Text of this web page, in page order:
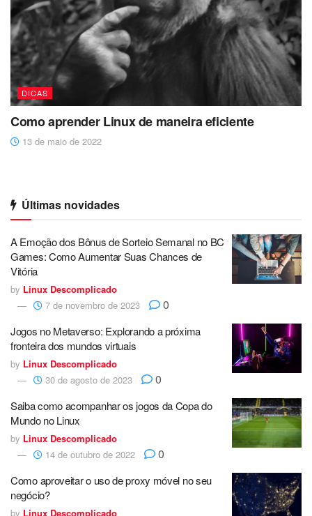
DICAS
Como aprender Linux de maneira eficiente
13 de maio de 2022
Últimas novidades
A Emoção dos Bônus de Sorteio Semanal no BC
Games: Como Aumentar Suas Chances de
Vitória
by Linux Descomplicado
7 de novembro de 2023
0
Jogos no Metaverso: Explorando a próxima
fronteira dos mundos virtuais
by Linux Descomplicado
30 de agosto de 2023
0
Saiba como acompanhar os jogos da Copa do
Mundo no Linux
by Linux Descomplicado
14 de outubro de 2022
0
Como aproveitar o uso de proxy móvel no seu
negócio?
by Linux Descomplicado